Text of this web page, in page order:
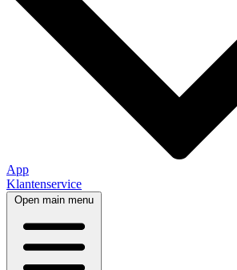
App
Klantenservice
Open main menu